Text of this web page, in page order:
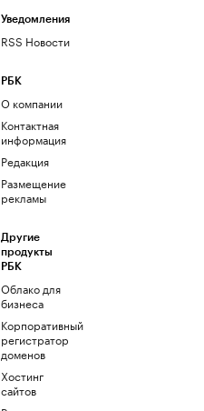
Уведомления
RSS Новости
РБК
О компании
Контактная
информация
Редакция
Размещение
рекламы
Другие
продукты
РБК
Облако для
бизнеса
Корпоративный
регистратор
доменов
Хостинг
сайтов